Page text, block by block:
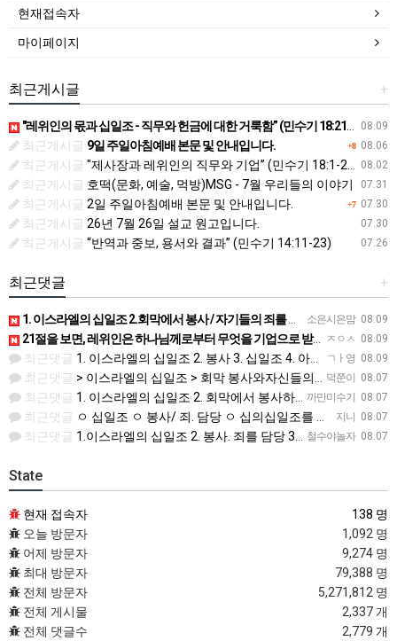
현재접속자
마이페이지
+
최근게시글
08.09
"레위인의 몫과 십일조 - 직무와 헌금에 대한 거룩함” (민수기 18:21-32)
+8 08.06
최근게시글 9일 주일아침예배 본문 및 안내입니다.
08.02
최근게시글 "제사장과 레위인의 직무와 기업” (민수기 18:1-20)
07.31
최근게시글 호떡(문화, 예술, 먹방)MSG - 7월 우리들의 이야기
+7 07.30
최근게시글 2일 주일아침예배 본문 및 안내입니다.
07.30
최근게시글 26년 7월 26일 설교 원고입니다.
07.26
최근게시글 “반역과 중보, 용서와 결과” (민수기 14:11-23)
+
최근댓글
소은시은맘 08.09
1. 이스라엘의 십일조 2.회막에서 봉사 / 자기들의 죄를 담당 3.십일조 4.아름다운것 5.이스라엘 자손의…
ㅈㅇㅅ 08.09
21절을 보면, 레위인은 하나님께로부터 무엇을 기업으로 받았습니까? > 이스라엘의 십일조 - 23절에 의하면…
ㄱㅏ영 08.09
최근댓글 1. 이스라엘의 십일조 2. 봉사 3. 십일조 4. 아름다운 것, 거룩하게 한 부분 5. 죄를 담당하는 것
덕쭌이 08.07
최근댓글 > 이스라엘의 십일조 > 회막 봉사와자신들의 죄 > 십일조의 십일조 > 가장 좋은 부분 > 성물을 더럽히지 …
까만미수기 08.07
최근댓글 1. 이스라엘의 십일조 2. 회막에서 봉사하며 자기들의 죄를 담당 3. 열째 몫. 십일조의 십일조 4. 받은…
지니 08.07
최근댓글 ㅇ 십일조 ㅇ 봉사/ 죄. 담당 ㅇ 십의십일조를 저제물로 드림 ㅇ 흠 없고 아름다운것 ㅇ 죄 / 죽음
철수야놀자 08.07
최근댓글 1.이스라엘의 십일조 2. 봉사. 죄를 담당 3.십일조 4 흠 없이 좋은 것 5.죄. 죽음
State
현재 접속자
138 명
오늘 방문자
1,092 명
어제 방문자
9,274 명
최대 방문자
79,388 명
전체 방문자
5,271,812 명
전체 게시물
2,337 개
전체 댓글수
2,779 개